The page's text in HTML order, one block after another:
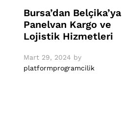
Bursa’dan Belçika’ya
Panelvan Kargo ve
Lojistik Hizmetleri
Mart 29, 2024 by
platformprogramcilik